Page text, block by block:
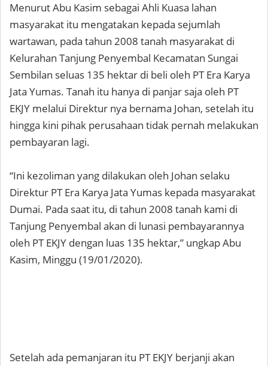
Menurut Abu Kasim sebagai Ahli Kuasa lahan
masyarakat itu mengatakan kepada sejumlah
wartawan, pada tahun 2008 tanah masyarakat di
Kelurahan Tanjung Penyembal Kecamatan Sungai
Sembilan seluas 135 hektar di beli oleh PT Era Karya
Jata Yumas. Tanah itu hanya di panjar saja oleh PT
EKJY melalui Direktur nya bernama Johan, setelah itu
hingga kini pihak perusahaan tidak pernah melakukan
pembayaran lagi.
“Ini kezoliman yang dilakukan oleh Johan selaku
Direktur PT Era Karya Jata Yumas kepada masyarakat
Dumai. Pada saat itu, di tahun 2008 tanah kami di
Tanjung Penyembal akan di lunasi pembayarannya
oleh PT EKJY dengan luas 135 hektar,” ungkap Abu
Kasim, Minggu (19/01/2020).
Setelah ada pemanjaran itu PT EKJY berjanji akan